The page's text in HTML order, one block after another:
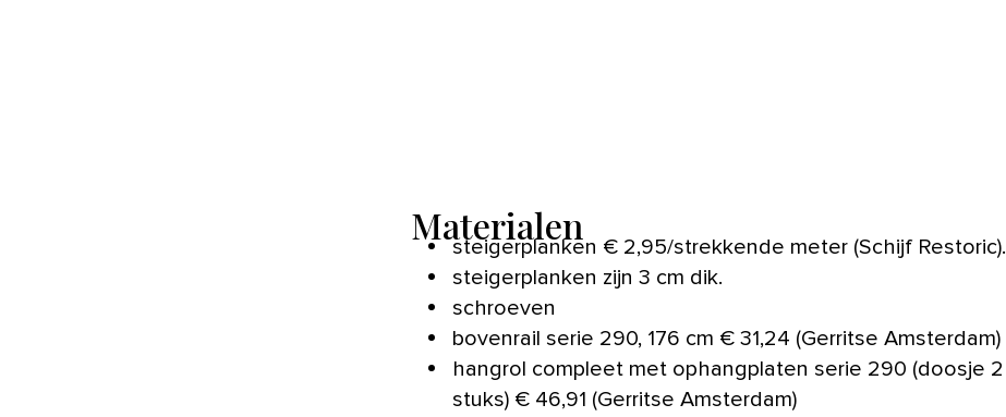
Materialen
steigerplanken € 2,95/strekkende meter (Schijf Restoric).
steigerplanken zijn 3 cm dik.
schroeven
bovenrail serie 290, 176 cm € 31,24 (Gerritse Amsterdam)
hangrol compleet met ophangplaten serie 290 (doosje 2
stuks) € 46,91 (Gerritse Amsterdam)